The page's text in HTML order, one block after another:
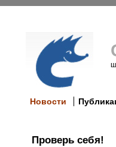
Новости
Проверь себя!